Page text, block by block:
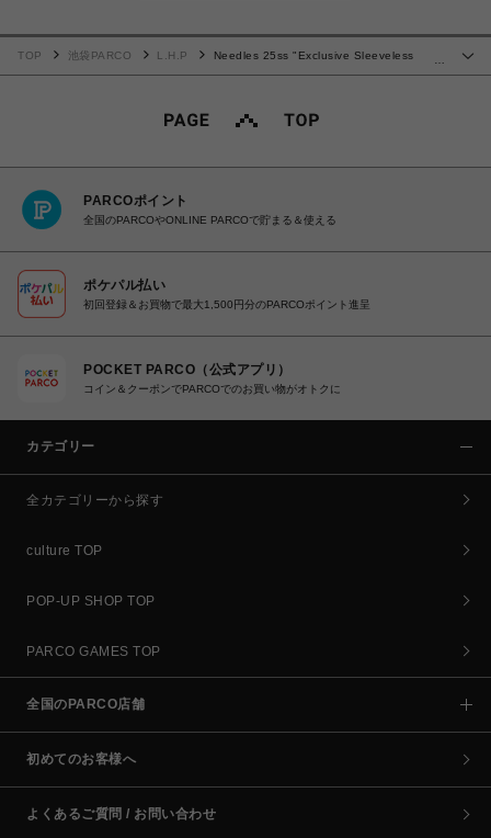
…
TOP 池袋PARCO L.H.P
Needles 25ss "Exclusive Sleeveless
PARCOポイント
全国のPARCOやONLINE PARCOで貯まる＆使える
ポケパル払い
初回登録＆お買物で最大1,500円分のPARCOポイント進呈
POCKET PARCO（公式アプリ）
コイン＆クーポンでPARCOでのお買い物がオトクに
カテゴリー
全カテゴリーから探す
culture TOP
POP-UP SHOP TOP
PARCO GAMES TOP
全国のPARCO店舗
初めてのお客様へ
よくあるご質問 / お問い合わせ